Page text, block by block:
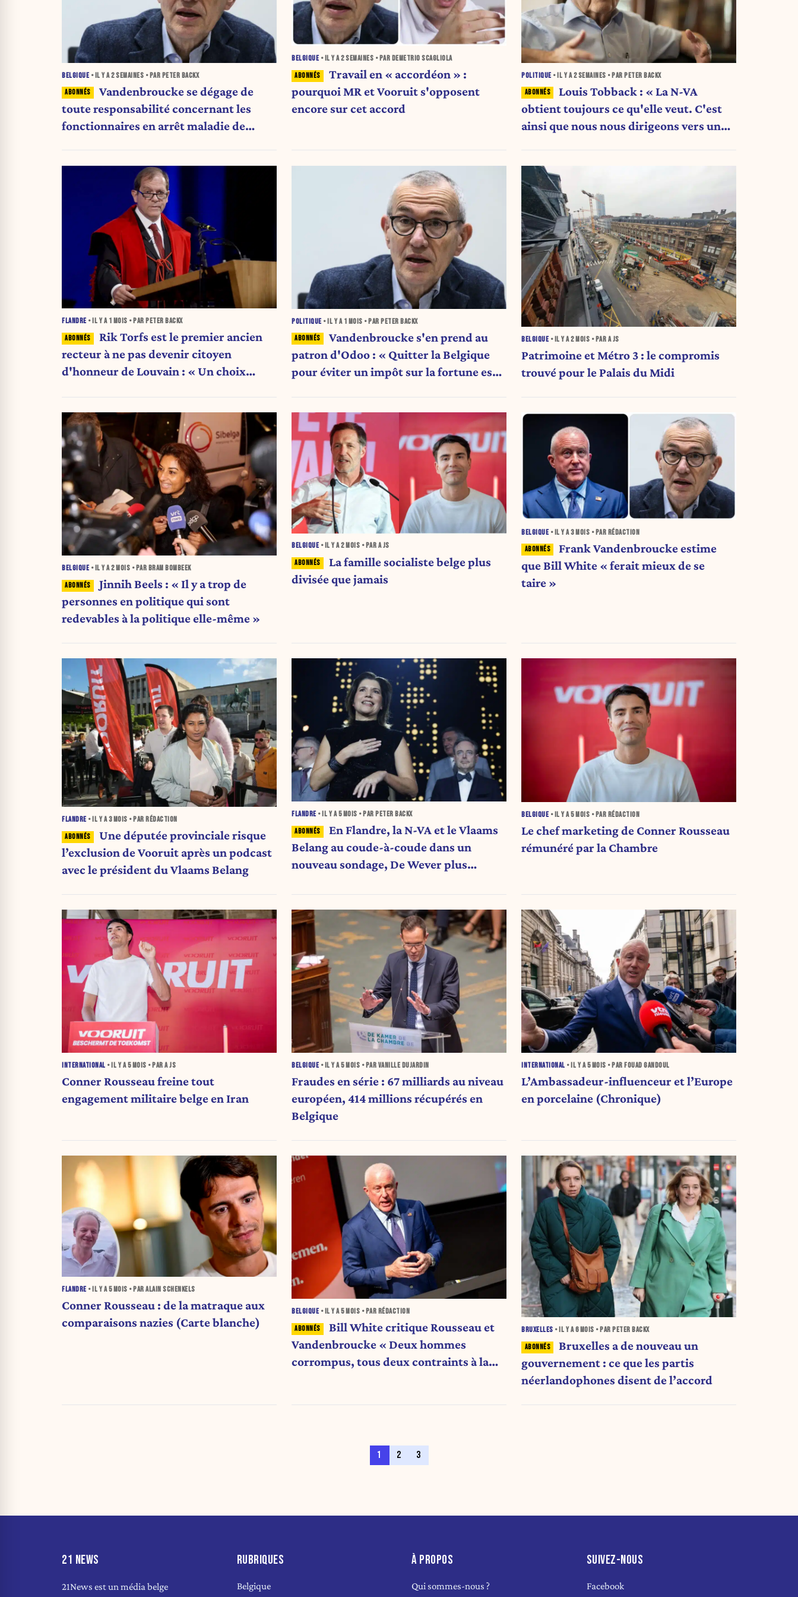
BELGIQUE • IL Y A2 SEMAINES • PAR PETER BACKX
Vandenbroucke se dégage de
toute responsabilité concernant les
fonctionnaires en arrêt maladie de
BELGIQUE • IL Y A2 SEMAINES • PAR DEMETRIO SCAGLIOLA
Travail en « accordéon » :
pourquoi MR et Vooruit s'opposent
encore sur cet accord
POLITIQUE • IL Y A2 SEMAINES • PAR PETER BACKX
Louis Tobback : « La N-VA
obtient toujours ce qu'elle veut. C'est
ainsi que nous nous dirigeons vers une
FLANDRE • IL Y A 1 MOIS • PAR PETER BACKX
Rik Torfs est le premier ancien
recteur à ne pas devenir citoyen
d'honneur de Louvain : « Un choix
POLITIQUE • IL Y A 1 MOIS • PAR PETER BACKX
Vandenbroucke s'en prend au
patron d'Odoo : « Quitter la Belgique
pour éviter un impôt sur la fortune est
BELGIQUE • IL Y A2 MOIS • PAR A JS
Patrimoine et Métro 3 : le compromis
trouvé pour le Palais du Midi
BELGIQUE • IL Y A2 MOIS • PAR BRAM BOMBEEK
Jinnih Beels : « Il y a trop de
personnes en politique qui sont
redevables à la politique elle-même »
BELGIQUE • IL Y A2 MOIS • PAR A JS
La famille socialiste belge plus
divisée que jamais
BELGIQUE • IL Y A3 MOIS • PAR RÉDACTION
Frank Vandenbroucke estime
que Bill White « ferait mieux de se
taire »
FLANDRE • IL Y A3 MOIS • PAR RÉDACTION
Une députée provinciale risque
l’exclusion de Vooruit après un podcast
avec le président du Vlaams Belang
FLANDRE • IL Y A5 MOIS • PAR PETER BACKX
En Flandre, la N-VA et le Vlaams
Belang au coude-à-coude dans un
nouveau sondage, De Wever plus
BELGIQUE • IL Y A5 MOIS • PAR RÉDACTION
Le chef marketing de Conner Rousseau
rémunéré par la Chambre
INTERNATIONAL • IL Y A5 MOIS • PAR A JS
Conner Rousseau freine tout
engagement militaire belge en Iran
BELGIQUE • IL Y A5 MOIS • PAR VANILLE DUJARDIN
Fraudes en série : 67 milliards au niveau
européen, 414 millions récupérés en
Belgique
INTERNATIONAL • IL Y A5 MOIS • PAR FOUAD GANDOUL
L’Ambassadeur-influenceur et l’Europe
en porcelaine (Chronique)
FLANDRE • IL Y A5 MOIS • PAR ALAIN SCHENKELS
Conner Rousseau : de la matraque aux
comparaisons nazies (Carte blanche)
BELGIQUE • IL Y A5 MOIS • PAR RÉDACTION
Bill White critique Rousseau et
Vandenbroucke « Deux hommes
corrompus, tous deux contraints à la
BRUXELLES • IL Y A6 MOIS • PAR PETER BACKX
Bruxelles a de nouveau un
gouvernement : ce que les partis
néerlandophones disent de l’accord
1 2 3
21 NEWS
21News est un média belge
RUBRIQUES
Belgique
À PROPOS
Qui sommes-nous ?
SUIVEZ-NOUS
Facebook